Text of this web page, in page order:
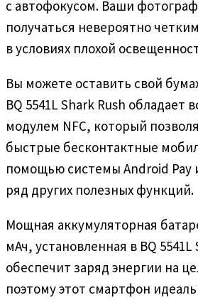
с автофокусом. Ваши
получаться невероятно
в условиях плохой
Вы можете оставить свой
BQ 5541L Shark Rush обладает
модулем NFC, который
быстрые бесконтактные
помощью системы Android Pay
ряд других полезных функций.
Мощная аккумуляторная
мАч, установленная в BQ 5541L
обеспечит заряд энергии на
поэтому этот смартфон